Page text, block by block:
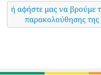
ή αφήστε μας να βρούμε
παρακολούθησης της